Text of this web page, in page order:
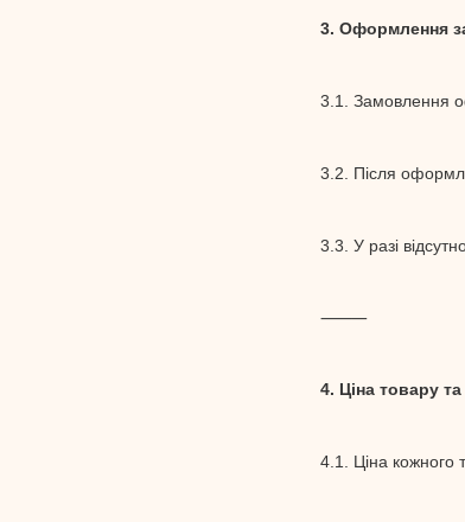
3. Оформлення
3.1. Замовлення
3.2. Після
3.3. У разі
⸻
4. Ціна товару
4.1. Ціна кожного